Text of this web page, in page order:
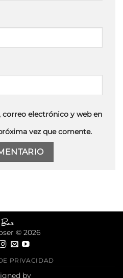
electrónico y web en
vez que comente.
© 2026
PRIVACIDAD
by